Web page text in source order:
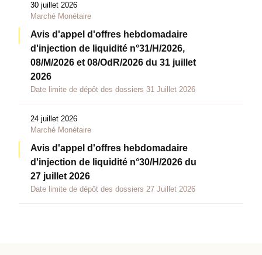
30 juillet 2026
Marché Monétaire
Avis d'appel d'offres hebdomadaire
d'injection de liquidité n°31/H/2026,
08/M/2026 et 08/OdR/2026 du 31 juillet
2026
Date limite de dépôt des dossiers 31 Juillet 2026
24 juillet 2026
Marché Monétaire
Avis d'appel d'offres hebdomadaire
d'injection de liquidité n°30/H/2026 du
27 juillet 2026
Date limite de dépôt des dossiers 27 Juillet 2026